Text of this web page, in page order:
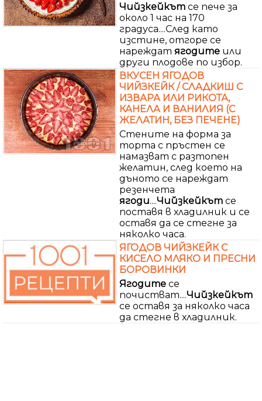
Чийзкейкът се пече за
около 1 час на 170
градуса....След като
изстине, отгоре се
нареждат ягодите или
други плодове по избор.
ВКУСЕН ЯГОДОВ
ЧИЙЗКЕЙК / СЛАДКИШ С
ИЗВАРА ИЛИ РИКОТА,
КАНЕЛА И ВАНИЛИЯ (С
ЖЕЛАТИН, БЕЗ ПЕЧЕНЕ)
Стените на форма за
торта с пръстен се
намазват с разтопен
желатин, след което на
дъното се нареждат
резенчета
ягоди....Чийзкейкът се
поставя в хладилник и се
оставя да се стегне за
няколко часа.
ЯГОДОВ ЧИЙЗКЕЙК С
КИСЕЛО МЛЯКО И ПРЕСНИ
БОРОВИНКИ
Ягодите се
почистват....Чийзкейкът
се оставя за няколко часа
да стегне в хладилник.